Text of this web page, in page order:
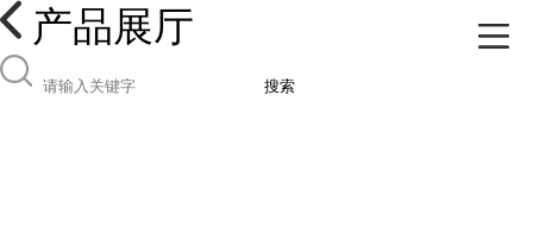
产品展厅
搜索